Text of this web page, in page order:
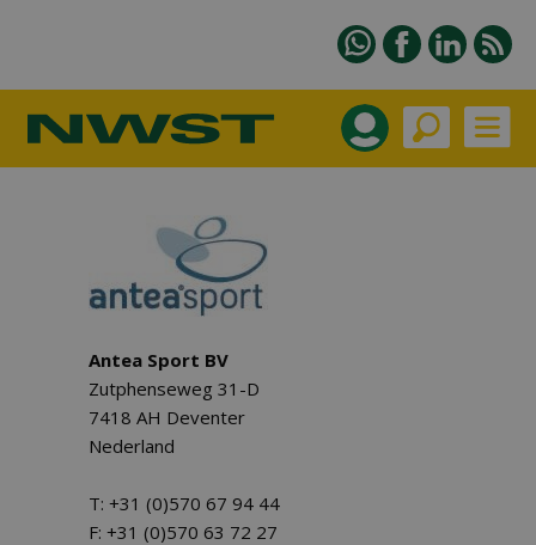
Antea Sport BV
Zutphenseweg 31-D
7418 AH Deventer
Nederland
T: +31 (0)570 67 94 44
F: +31 (0)570 63 72 27